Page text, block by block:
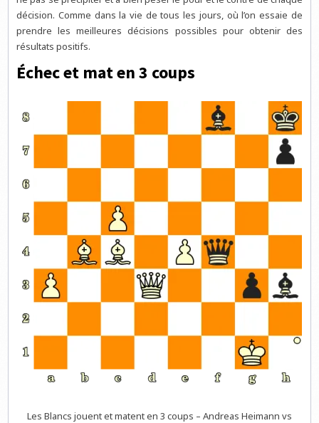
décision. Comme dans la vie de tous les jours, où l’on essaie de
prendre les meilleures décisions possibles pour obtenir des
résultats positifs.
Échec et mat en 3 coups
Les Blancs jouent et matent en 3 coups – Andreas Heimann vs